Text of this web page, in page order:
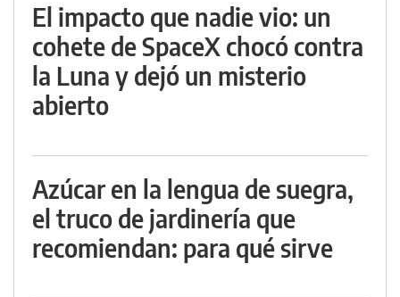
El impacto que nadie vio: un
cohete de SpaceX chocó contra
la Luna y dejó un misterio
abierto
Azúcar en la lengua de suegra,
el truco de jardinería que
recomiendan: para qué sirve